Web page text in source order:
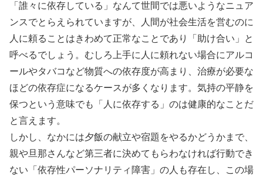
「誰々に依存している」なんて世間では悪いようなニュア
ンスでとらえられていますが、人間が社会生活を営むのに
人に頼ることはきわめて正常なことであり「助け合い」と
呼べるでしょう。むしろ上手に人に頼れない場合にアルコ
ールやタバコなど物質への依存度が高まり、治療が必要な
ほどの依存症になるケースが多くなります。気持の平静を
保つという意味でも「人に依存する」のは健康的なことだ
と言えます。
しかし、なかには夕飯の献立や宿題をやるかどうかまで、
親や旦那さんなど第三者に決めてもらわなければ行動でき
ない「依存性パーソナリティ障害」の人も存在し、この場